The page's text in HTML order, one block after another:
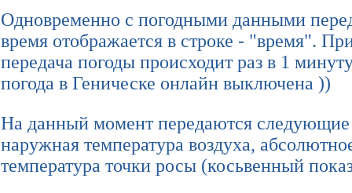
Одновременно с погодными данными
время отображается в строке - "время".
передача погоды происходит раз в 1
погода в Геническе онлайн выключена ))
На данный момент передаются
наружная температура воздуха,
температура точки росы (косьвенный